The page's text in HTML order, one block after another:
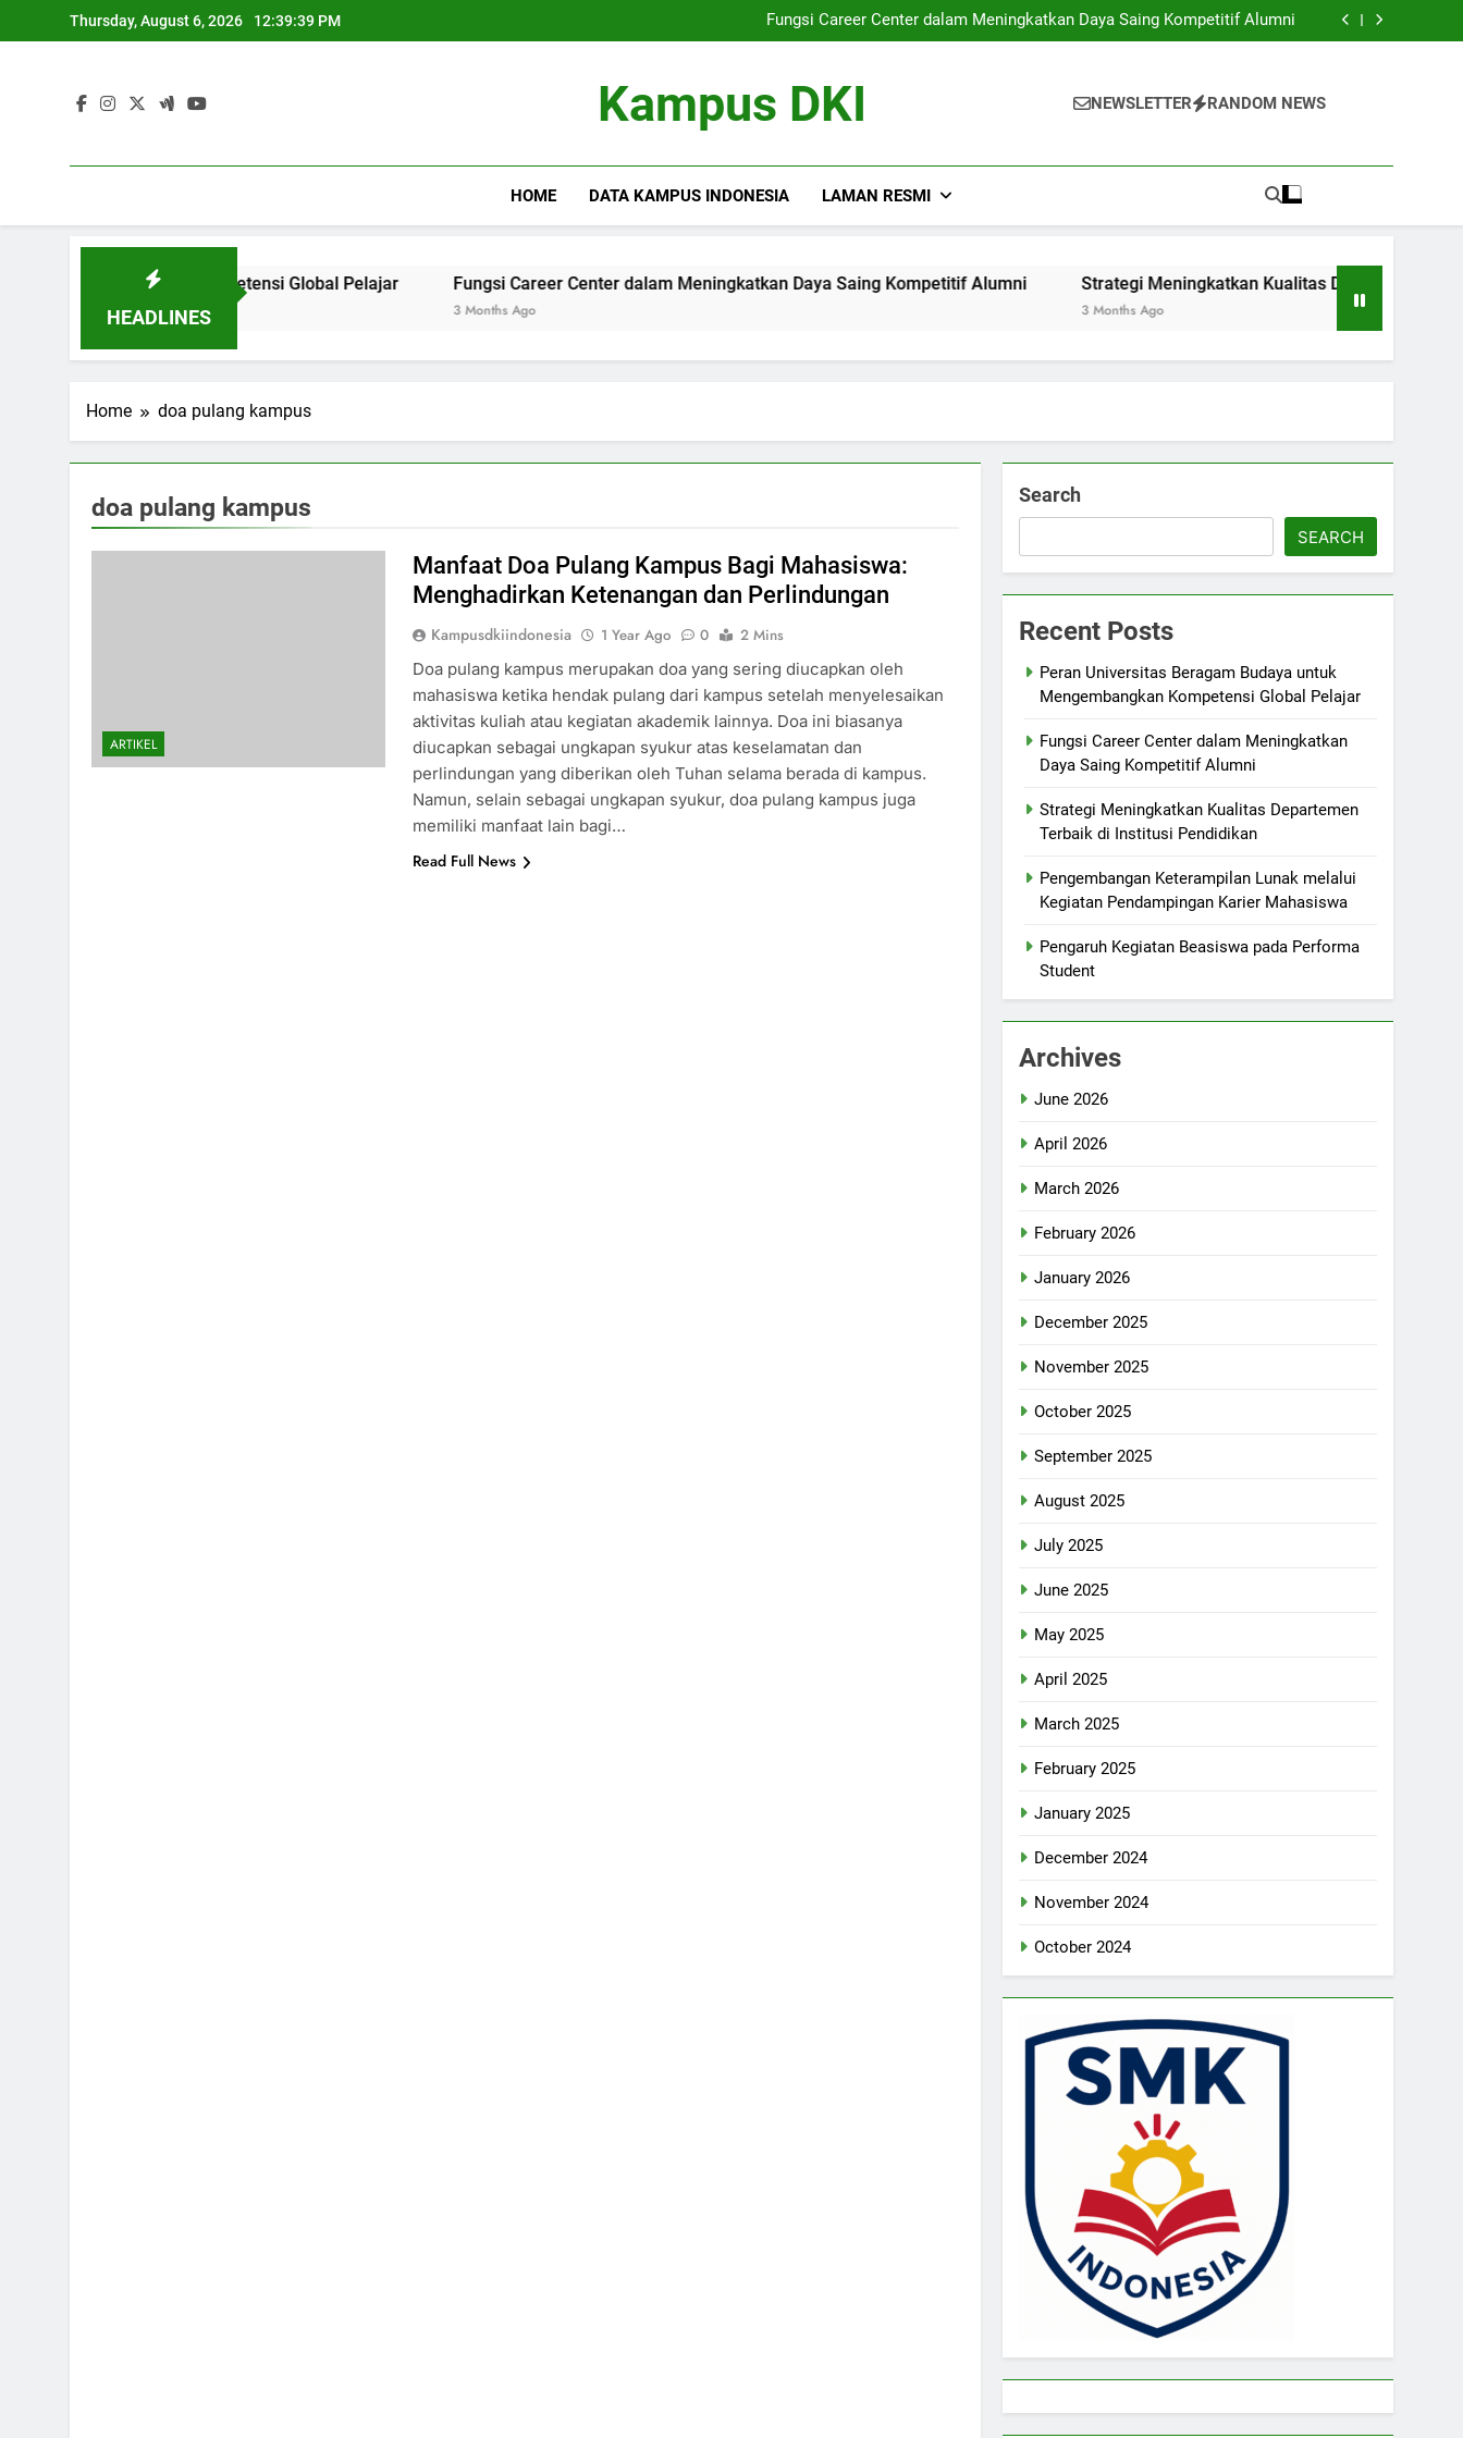
to
Thursday, August 6, 2026 12:39:39 PM
Global Pelajar
Fungsi Career Center dalam Meningkatkan Daya Saing Kompetitif Alumni
Strategi Meningkatkan Kualitas Departemen Terbaik di Institusi Pendidikan
Global Pelajar
Fungsi Career Center dalam Meningkatkan Daya Saing Kompetitif Alumni
Strategi Meningkatkan Kualitas Departemen Terbaik di Institusi Pendidikan
Kampus DKI NEWSLETTER RANDOM NEWS
HOME DATA KAMPUS INDONESIA LAMAN RESMI
HEADLINES
Kompetensi Global Pelajar Fungsi Career Center dalam Meningkatkan Daya Saing Kompetitif Alumni
3 Months Ago
Strategi Meningkatkan Kualitas Departemen Terbaik di
3 Months Ago
Home doa pulang kampus
doa pulang kampus
ARTIKEL
Manfaat Doa Pulang Kampus Bagi Mahasiswa:
Menghadirkan Ketenangan dan Perlindungan
Kampusdkiindonesia 1 Year Ago 0
2 Mins
Doa pulang kampus merupakan doa yang sering diucapkan oleh
mahasiswa ketika hendak pulang dari kampus setelah menyelesaikan
aktivitas kuliah atau kegiatan akademik lainnya. Doa ini biasanya
diucapkan sebagai ungkapan syukur atas keselamatan dan
perlindungan yang diberikan oleh Tuhan selama berada di kampus.
Namun, selain sebagai ungkapan syukur, doa pulang kampus juga
memiliki manfaat lain bagi…
Read Full News
Search
SEARCH
Recent Posts
Peran Universitas Beragam Budaya untuk
Mengembangkan Kompetensi Global Pelajar
Fungsi Career Center dalam Meningkatkan
Daya Saing Kompetitif Alumni
Strategi Meningkatkan Kualitas Departemen
Terbaik di Institusi Pendidikan
Pengembangan Keterampilan Lunak melalui
Kegiatan Pendampingan Karier Mahasiswa
Pengaruh Kegiatan Beasiswa pada Performa
Student
Archives
June 2026
April 2026
March 2026
February 2026
January 2026
December 2025
November 2025
October 2025
September 2025
August 2025
July 2025
June 2025
May 2025
April 2025
March 2025
February 2025
January 2025
December 2024
November 2024
October 2024